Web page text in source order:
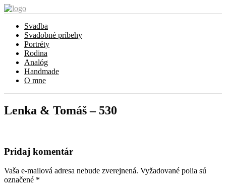
Svadba
Svadobné príbehy
Portréty
Rodina
Analóg
Handmade
O mne
Lenka & Tomáš – 530
Pridaj komentár
Vaša e-mailová adresa nebude zverejnená. Vyžadované polia sú
označené *